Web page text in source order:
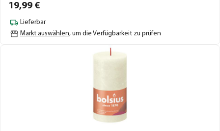
19,99 €
Lieferbar
Markt auswählen, um die Verfügbarkeit zu prüfen